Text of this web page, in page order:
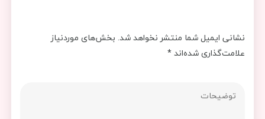
نشانی ایمیل شما منتشر نخواهد شد. بخش‌های موردنیاز
علامت‌گذاری شده‌اند*